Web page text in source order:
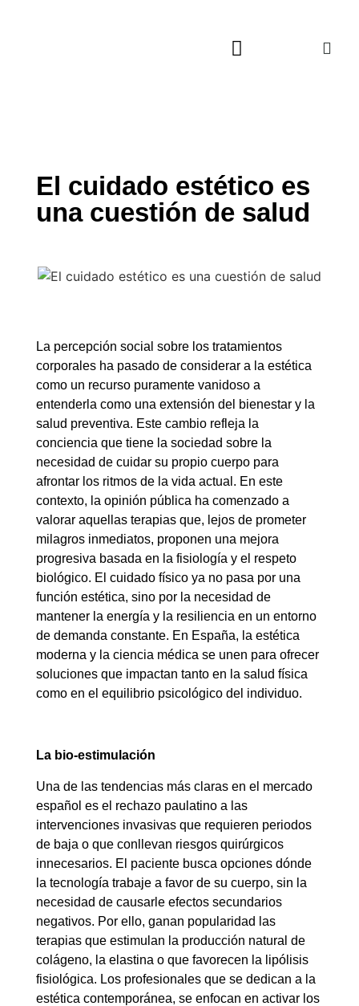
El cuidado estético es
una cuestión de salud
La percepción social sobre los tratamientos
corporales ha pasado de considerar a la estética
como un recurso puramente vanidoso a
entenderla como una extensión del bienestar y la
salud preventiva. Este cambio refleja la
conciencia que tiene la sociedad sobre la
necesidad de cuidar su propio cuerpo para
afrontar los ritmos de la vida actual. En este
contexto, la opinión pública ha comenzado a
valorar aquellas terapias que, lejos de prometer
milagros inmediatos, proponen una mejora
progresiva basada en la fisiología y el respeto
biológico. El cuidado físico ya no pasa por una
función estética, sino por la necesidad de
mantener la energía y la resiliencia en un entorno
de demanda constante. En España, la estética
moderna y la ciencia médica se unen para ofrecer
soluciones que impactan tanto en la salud física
como en el equilibrio psicológico del individuo.
La bio-estimulación
Una de las tendencias más claras en el mercado
español es el rechazo paulatino a las
intervenciones invasivas que requieren periodos
de baja o que conllevan riesgos quirúrgicos
innecesarios. El paciente busca opciones dónde
la tecnología trabaje a favor de su cuerpo, sin la
necesidad de causarle efectos secundarios
negativos. Por ello, ganan popularidad las
terapias que estimulan la producción natural de
colágeno, la elastina o que favorecen la lipólisis
fisiológica. Los profesionales que se dedican a la
estética contemporánea, se enfocan en activar los